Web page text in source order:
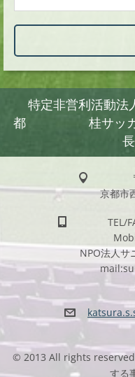
特定非営利活動法
都 桂サッカー
京都市
TEL/
NPO法人サ
katsura.
© 2013 All rights
する